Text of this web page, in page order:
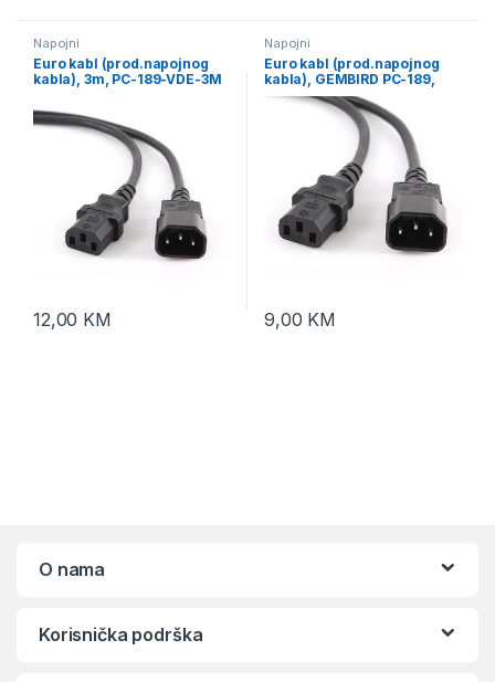
Napojni
Euro kabl (prod.napojnog
kabla), 3m, PC-189-VDE-3M
12,00 KM
Napojni
Euro kabl (prod.napojnog
kabla), GEMBIRD PC-189,
1,8m
9,00 KM
O nama
Korisnička podrška